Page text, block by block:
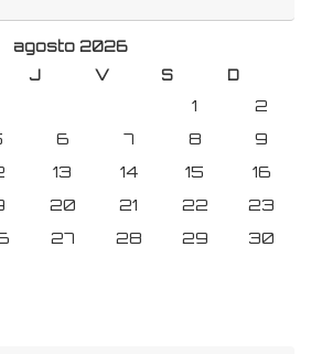
agosto 2026
J V S D
1
2
6 7 8
9
13 14 15
16
20 21 22
23
27 28 29
30